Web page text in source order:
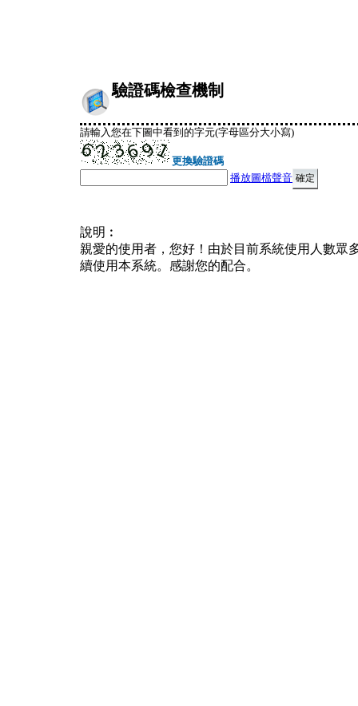
驗證碼檢查機制
請輸入您在下圖中看到的字元(字母區分大小寫)
更換驗證碼
播放圖檔聲音
說明︰
親愛的使用者，您好！由於目前系統使用人數眾
續使用本系統。感謝您的配合。